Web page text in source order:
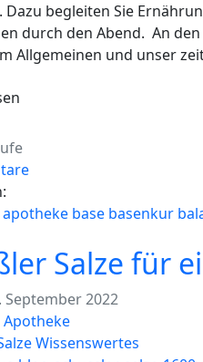
Dazu begleiten Sie
durch den Abend. An
Allgemeinen und unser
base basenkur
Salze für
September 2022
Wissenswertes